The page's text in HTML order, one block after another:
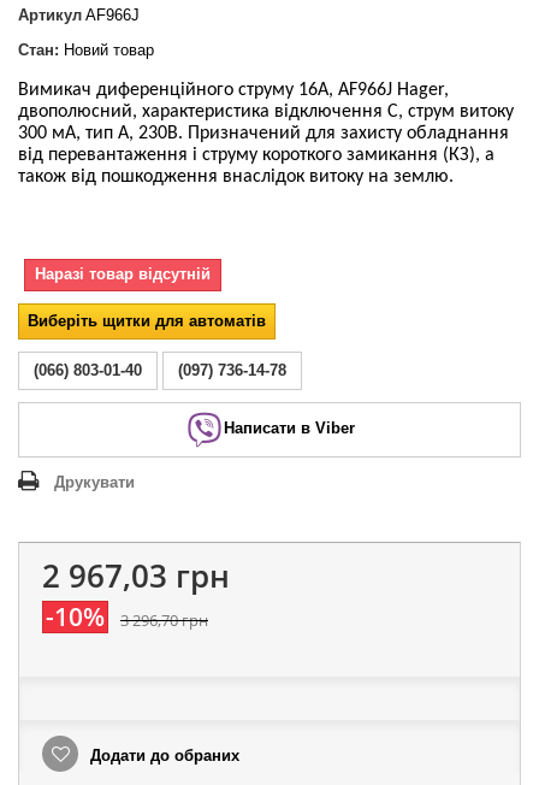
Артикул AF966J
Стан: Новий товар
Вимикач диференційного струму 16А, AF966J Hager,
двополюсний, характеристика відключення С, струм витоку
300 мА, тип А, 230В. Призначений для захисту обладнання
від перевантаження і струму короткого замикання (КЗ), а
також від пошкодження внаслідок витоку на землю.
Наразі товар відсутній
Виберіть щитки для автоматів
(066) 803-01-40 (097) 736-14-78
Написати в Viber
Друкувати
2 967,03 грн
-10% 3 296,70 грн
Додати до обраних